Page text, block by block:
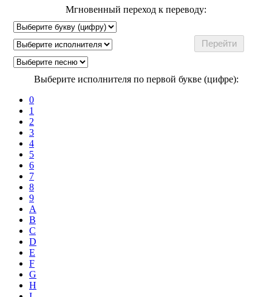
Мгновенный переход к переводу:
Выберите исполнителя по первой букве (цифре):
0
1
2
3
4
5
6
7
8
9
A
B
C
D
E
F
G
H